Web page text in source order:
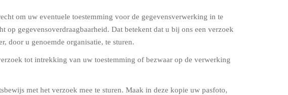
om uw eventuele toestemming voor de gegevensverwerking in te
op gegevensoverdraagbaarheid. Dat betekent dat u bij ons een verzoek
door u genoemde organisatie, te sturen.
tot intrekking van uw toestemming of bezwaar op de verwerking
met het verzoek mee te sturen. Maak in deze kopie uw pasfoto,